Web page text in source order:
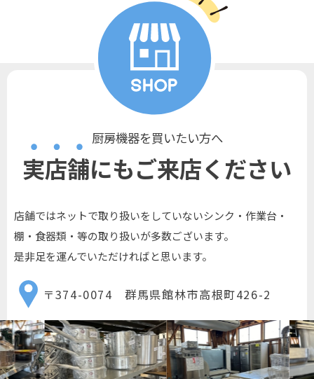
厨房機器を買いたい方へ
実店舗にもご来店ください
店舗ではネットで取り扱いをしていないシンク・作業台・
棚・食器類・等の取り扱いが多数ございます。
是非足を運んでいただければと思います。
〒374-0074 群馬県館林市高根町426-2